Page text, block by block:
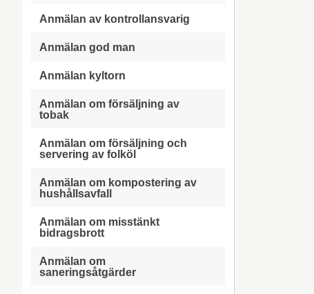
Anmälan av kontrollansvarig
Anmälan god man
Anmälan kyltorn
Anmälan om försäljning av
tobak
Anmälan om försäljning och
servering av folköl
Anmälan om kompostering av
hushållsavfall
Anmälan om misstänkt
bidragsbrott
Anmälan om
saneringsåtgärder